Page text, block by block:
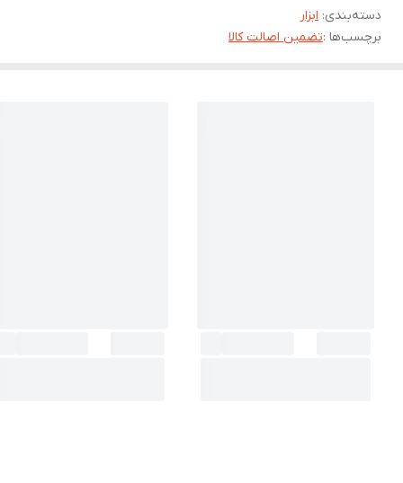
دسته‌بندی: ابزار
برچسب‌ها :تضمین اصالت کالا